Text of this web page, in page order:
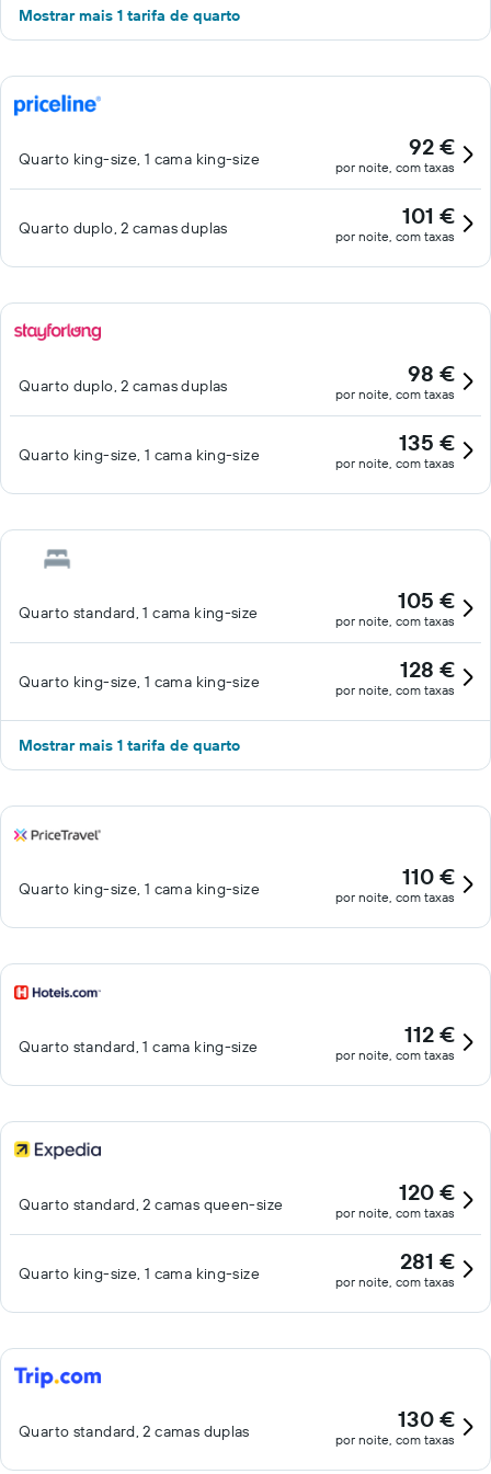
Mostrar mais 1 tarifa de quarto
Quarto king-size, 1 cama king-size 92 €
por noite, com taxas
Quarto duplo, 2 camas duplas 101 €
por noite, com taxas
Quarto duplo, 2 camas duplas 98 €
por noite, com taxas
Quarto king-size, 1 cama king-size 135 €
por noite, com taxas
Quarto standard, 1 cama king-size 105 €
por noite, com taxas
Quarto king-size, 1 cama king-size 128 €
por noite, com taxas
Mostrar mais 1 tarifa de quarto
Quarto king-size, 1 cama king-size 110 €
por noite, com taxas
Quarto standard, 1 cama king-size 112 €
por noite, com taxas
Quarto standard, 2 camas queen-size 120 €
por noite, com taxas
Quarto king-size, 1 cama king-size 281 €
por noite, com taxas
Quarto standard, 2 camas duplas 130 €
por noite, com taxas